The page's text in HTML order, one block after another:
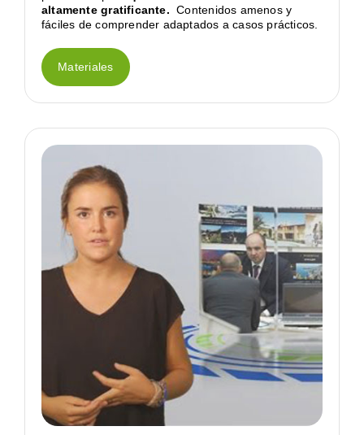
altamente gratificante. Contenidos amenos y
fáciles de comprender adaptados a casos prácticos.
Materiales